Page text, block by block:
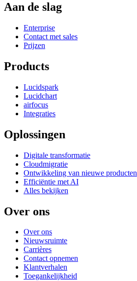
Aan de slag
Enterprise
Contact met sales
Prijzen
Products
Lucidspark
Lucidchart
airfocus
Integraties
Oplossingen
Digitale transformatie
Cloudmigratie
Ontwikkeling van nieuwe producten
Efficiëntie met AI
Alles bekijken
Over ons
Over ons
Nieuwsruimte
Carrières
Contact opnemen
Klantverhalen
Toegankelijkheid